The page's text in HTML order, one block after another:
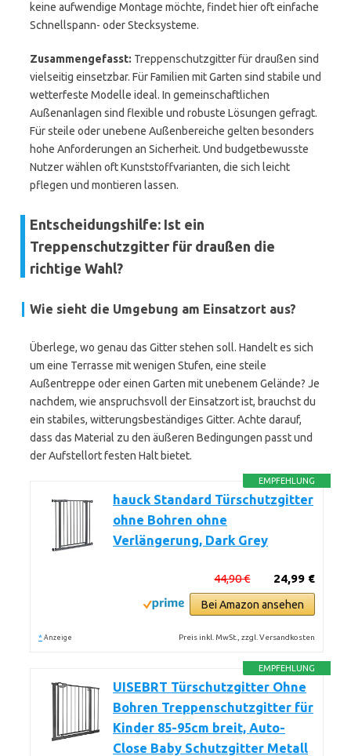
keine aufwendige Montage möchte, findet hier oft einfache
Schnellspann- oder Stecksysteme.
Zusammengefasst: Treppenschutzgitter für draußen sind
vielseitig einsetzbar. Für Familien mit Garten sind stabile und
wetterfeste Modelle ideal. In gemeinschaftlichen
Außenanlagen sind flexible und robuste Lösungen gefragt.
Für steile oder unebene Außenbereiche gelten besonders
hohe Anforderungen an Sicherheit. Und budgetbewusste
Nutzer wählen oft Kunststoffvarianten, die sich leicht
pflegen und montieren lassen.
Entscheidungshilfe: Ist ein
Treppenschutzgitter für draußen die
richtige Wahl?
Wie sieht die Umgebung am Einsatzort aus?
Überlege, wo genau das Gitter stehen soll. Handelt es sich
um eine Terrasse mit wenigen Stufen, eine steile
Außentreppe oder einen Garten mit unebenem Gelände? Je
nachdem, wie anspruchsvoll der Einsatzort ist, brauchst du
ein stabiles, witterungsbeständiges Gitter. Achte darauf,
dass das Material zu den äußeren Bedingungen passt und
der Aufstellort festen Halt bietet.
EMPFEHLUNG
hauck Standard Türschutzgitter
ohne Bohren ohne
Verlängerung, Dark Grey
24,99 €
44,90 €
Bei Amazon ansehen
* Anzeige Preis inkl. MwSt., zzgl. Versandkosten
EMPFEHLUNG
UISEBRT Türschutzgitter Ohne
Bohren Treppenschutzgitter für
Kinder 85-95cm breit, Auto-
Close Baby Schutzgitter Metall